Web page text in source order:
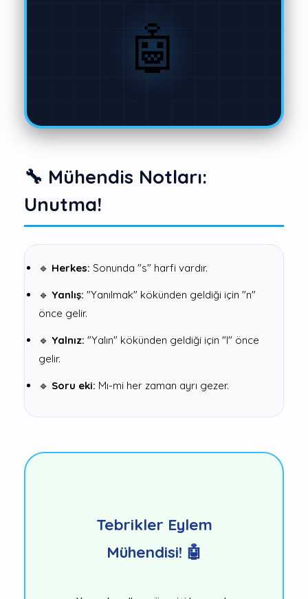
🤖
🔧 Mühendis Notları:
Unutma!
🔹 Herkes: Sonunda "s" harfi vardır.
🔹 Yanlış: "Yanılmak" kökünden geldiği için "n"
önce gelir.
🔹 Yalnız: "Yalın" kökünden geldiği için "l" önce
gelir.
🔹 Soru eki: Mı-mi her zaman ayrı gezer.
Tebrikler Eylem
Mühendisi! 🤖